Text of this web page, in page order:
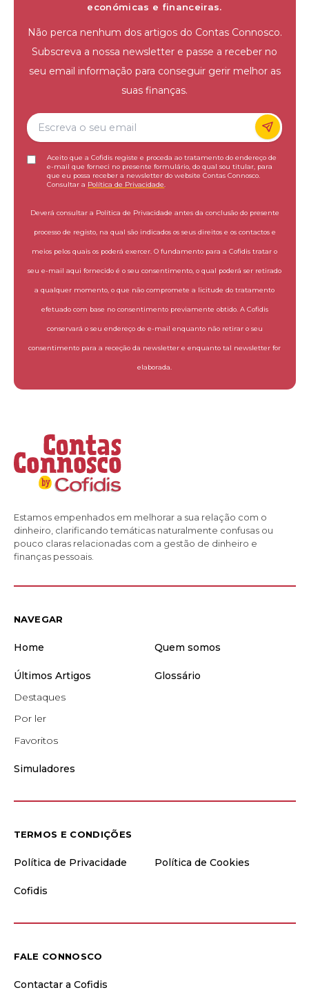
económicas e financeiras.
Não perca nenhum dos artigos do Contas Connosco.
Subscreva a nossa newsletter e passe a receber no
seu email informação para conseguir gerir melhor as
suas finanças.
Aceito que a Cofidis registe e proceda ao tratamento do endereço de
e-mail que forneci no presente formulário, do qual sou titular, para
que eu possa receber a newsletter do website Contas Connosco.
Consultar a Política de Privacidade
Deverá consultar a Política de Privacidade antes da conclusão do presente
processo de registo, na qual são indicados os seus direitos e os contactos e
meios pelos quais os poderá exercer. O fundamento para a Cofidis tratar o
seu e-mail aqui fornecido é o seu consentimento, o qual poderá ser retirado
a qualquer momento, o que não compromete a licitude do tratamento
efetuado com base no consentimento previamente obtido. A Cofidis
conservará o seu endereço de e-mail enquanto não retirar o seu
consentimento para a receção da newsletter e enquanto tal newsletter for
elaborada.
Estamos empenhados em melhorar a sua relação com o
dinheiro, clarificando temáticas naturalmente confusas ou
pouco claras relacionadas com a gestão de dinheiro e
finanças pessoais.
NAVEGAR
Home Quem somos
Últimos Artigos
Destaques
Por ler
Favoritos
Glossário
Simuladores
TERMOS E CONDIÇÕES
Política de Privacidade Política de Cookies
Cofidis
FALE CONNOSCO
Contactar a Cofidis